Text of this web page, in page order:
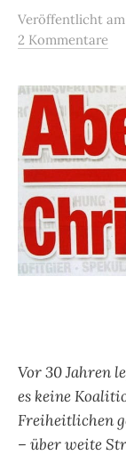
Veröffentlicht am
2 Kommentare
Vor 30 Jahren
es keine
Freiheitlichen
– über weite